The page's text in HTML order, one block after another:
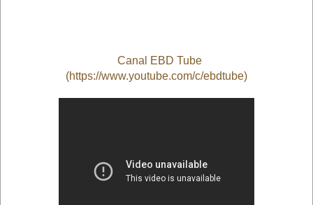
Canal EBD Tube
(https://www.youtube.com/c/ebdtube)